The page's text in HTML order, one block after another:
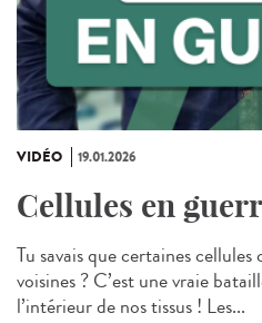
VIDÉO 19.01.2026
Cellules en
Tu savais que certaines
voisines ? C’est une vraie
l’intérieur de nos tissus ! Les...